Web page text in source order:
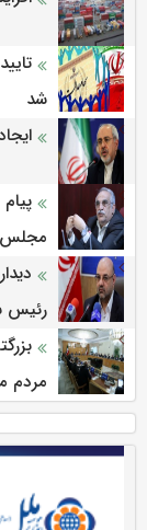
شد
مجلس
رئیس
مردم